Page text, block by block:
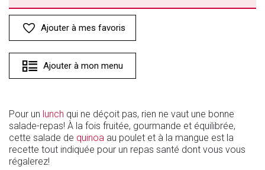
Ajouter à mes favoris
Ajouter à mon menu
Pour un lunch qui ne déçoit pas, rien ne vaut une bonne
salade-repas! À la fois fruitée, gourmande et équilibrée,
cette salade de quinoa au poulet et à la mangue est la
recette tout indiquée pour un repas santé dont vous vous
régalerez!